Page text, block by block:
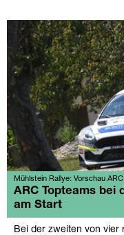
Mühlstein Rallye: Vorschau ARC
ARC Topteams bei
am Start
Bei der zweiten von vier